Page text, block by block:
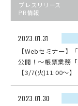
プレスリリース
PR情報
2023.01.31
【Webセミナー】
公開！～帳票業務
【3/7(火)11:00～】
2023.01.30